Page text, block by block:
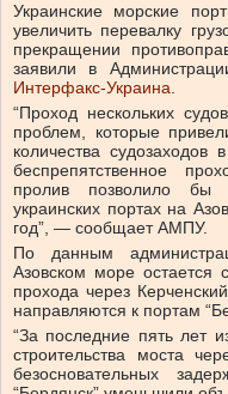
Украинские морские
увеличить перевалку
прекращении
заявили в
Интерфакс-Украина.
“Проход нескольких
проблем, которые
количества
беспрепятственное
пролив позволило бы
украинских портах на
год”, — сообщает АМПУ.
По данным
Азовском море остается
прохода через
направляются к портам
“За последние пять лет
строительства моста
безосновательных